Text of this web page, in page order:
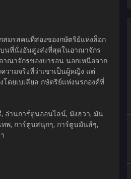
สมรสคนที่สองของกษัตริย์แห่งล็อก
นที่นั่งอันสูงส่งที่สุดในอาณาจักร
าณาจักรของบารอน นอกเหนือจาก
วามจริงที่ว่าเขาเป็นผู้หญิง แต่
ดยเบเลียล กษัตริย์แห่งนรกองค์ที่
อ่านการ์ตูนออนไลน์, มังฮวา, มัน
ทพ, การ์ตูนสนุกๆ, การ์ตูนมันส์ๆ,